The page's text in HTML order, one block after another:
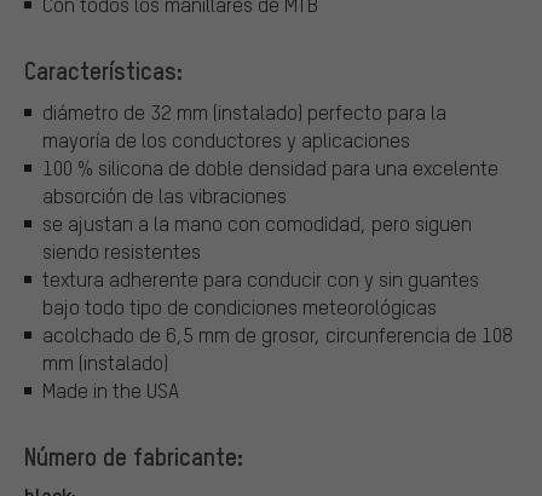
Características:
diámetro de 32 mm (instalado) perfecto para la
mayoría de los conductores y aplicaciones
100 % silicona de doble densidad para una excelente
absorción de las vibraciones
se ajustan a la mano con comodidad, pero siguen
siendo resistentes
textura adherente para conducir con y sin guantes
bajo todo tipo de condiciones meteorológicas
acolchado de 6,5 mm de grosor, circunferencia de 108
mm (instalado)
Made in the USA
Número de fabricante: